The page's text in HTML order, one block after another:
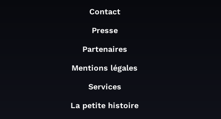
Contact
Presse
Partenaires
Mentions légales
Services
La petite histoire